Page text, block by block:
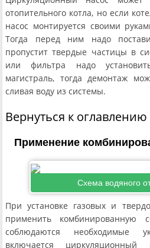
отопительного котла, но если
насос монтируется своими
Тогда перед ним надо
пропустит твердые частицы в
или фильтра надо
магистраль, тогда демонтаж
сливая воду из системы.
Вернуться к оглавлению
Применение
Схема водяного
При установке газовых и
применить комбинированную
соблюдаются необходимые
включается циркуляционный